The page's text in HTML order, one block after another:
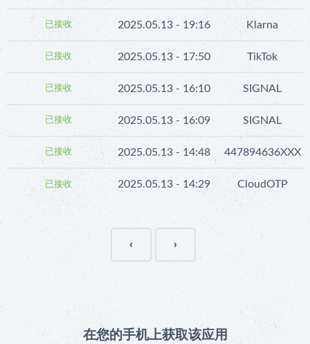
2025.05.13 - 19:16 Klarna
2025.05.13 - 17:50 TikTok
2025.05.13 - 16:10 SIGNAL
2025.05.13 - 16:09 SIGNAL
2025.05.13 - 14:48 447894636XXX
2025.05.13 - 14:29 CloudOTP
已接收
已接收
已接收
已接收
已接收
已接收
‹ ›
在您的手机上获取该应用